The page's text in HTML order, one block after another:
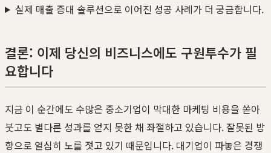
실제 매출 증대 솔루션으로 이어진 성공 사례가 더 궁금합니다.
결론: 이제 당신의 비즈니스에도 구원투수가 필
요합니다
지금 이 순간에도 수많은 중소기업이 막대한 마케팅 비용을 쏟아
붓고도 별다른 성과를 얻지 못한 채 좌절하고 있습니다. 잘못된 방
향으로 열심히 노를 젓고 있기 때문입니다. 대기업이 파놓은 경쟁